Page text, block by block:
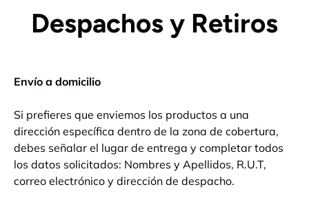
Despachos y Retiros
Envío a domicilio
Si prefieres que enviemos los productos a una
dirección específica dentro de la zona de cobertura,
debes señalar el lugar de entrega y completar todos
los datos solicitados: Nombres y Apellidos, R.U.T,
correo electrónico y dirección de despacho.